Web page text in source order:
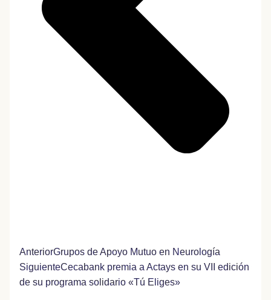
AnteriorGrupos de Apoyo Mutuo en Neurología
SiguienteCecabank premia a Actays en su VII edición
de su programa solidario «Tú Eliges»